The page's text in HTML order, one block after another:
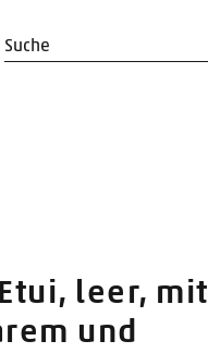
leer, mit
und